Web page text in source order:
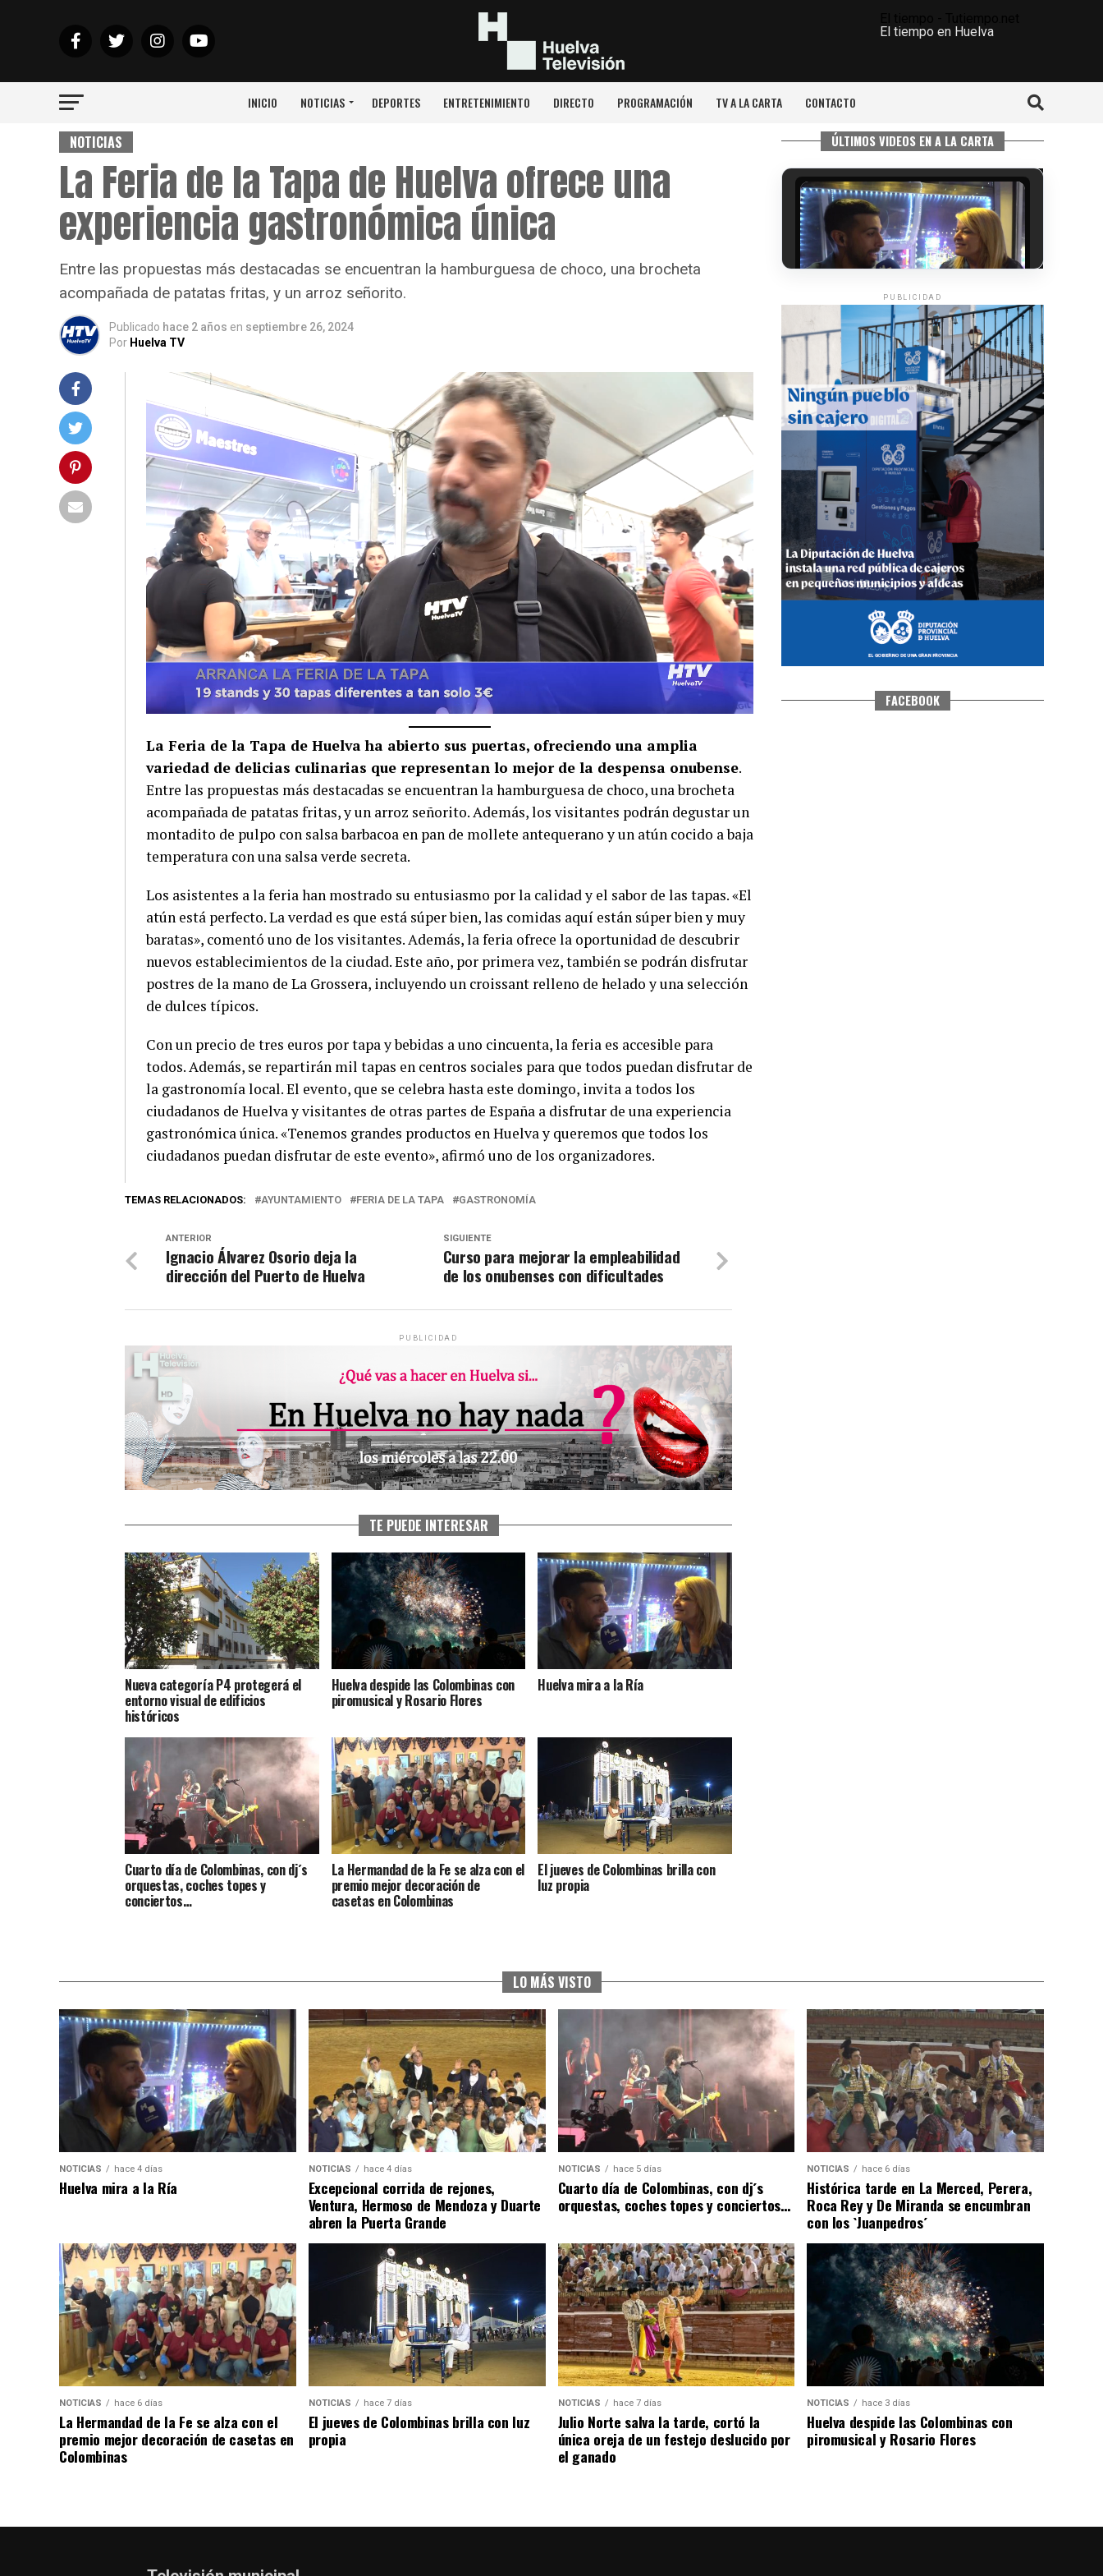
El tiempo en Huelva
INICIO NOTICIAS DEPORTES ENTRETENIMIENTO DIRECTO PROGRAMACIÓN TV A LA CARTA CONTACTO
NOTICIAS
La Feria de la Tapa de Huelva ofrece una
experiencia gastronómica única
Entre las propuestas más destacadas se encuentran la hamburguesa de choco, una brocheta
acompañada de patatas fritas, y un arroz señorito.
Publicado hace 2 años en septiembre 26, 2024
Por Huelva TV
La Feria de la Tapa de Huelva ha abierto sus puertas, ofreciendo una amplia
variedad de delicias culinarias que representan lo mejor de la despensa onubense.
Entre las propuestas más destacadas se encuentran la hamburguesa de choco, una brocheta
acompañada de patatas fritas, y un arroz señorito. Además, los visitantes podrán degustar un
montadito de pulpo con salsa barbacoa en pan de mollete antequerano y un atún cocido a baja
temperatura con una salsa verde secreta.
Los asistentes a la feria han mostrado su entusiasmo por la calidad y el sabor de las tapas. «El
atún está perfecto. La verdad es que está súper bien, las comidas aquí están súper bien y muy
baratas», comentó uno de los visitantes. Además, la feria ofrece la oportunidad de descubrir
nuevos establecimientos de la ciudad. Este año, por primera vez, también se podrán disfrutar
postres de la mano de La Grossera, incluyendo un croissant relleno de helado y una selección
de dulces típicos.
Con un precio de tres euros por tapa y bebidas a uno cincuenta, la feria es accesible para
todos. Además, se repartirán mil tapas en centros sociales para que todos puedan disfrutar de
la gastronomía local. El evento, que se celebra hasta este domingo, invita a todos los
ciudadanos de Huelva y visitantes de otras partes de España a disfrutar de una experiencia
gastronómica única. «Tenemos grandes productos en Huelva y queremos que todos los
ciudadanos puedan disfrutar de este evento», afirmó uno de los organizadores.
TEMAS RELACIONADOS: AYUNTAMIENTO FERIA DE LA TAPA GASTRONOMÍA
SIGUIENTE
Curso para mejorar la empleabilidad
de los onubenses con dificultades
ANTERIOR
Ignacio Álvarez Osorio deja la
dirección del Puerto de Huelva
PUBLICIDAD
TE PUEDE INTERESAR
Nueva categoría P4 protegerá el
entorno visual de edificios
históricos
Huelva despide las Colombinas con
piromusical y Rosario Flores
Huelva mira a la Ría
Cuarto día de Colombinas, con dj´s
orquestas, coches topes y
conciertos…
La Hermandad de la Fe se alza con el
premio mejor decoración de
casetas en Colombinas
El jueves de Colombinas brilla con
luz propia
ÚLTIMOS VIDEOS EN A LA CARTA
5º DÍA DE LAS FIESTAS COLOMBINAS
2026
·Huelvatv
CUARTA CORRIDA DE LAS FIESTAS
COLOMBINAS 2026
hace 5 días· Huelvatv
PUBLICIDAD
FACEBOOK
LO MÁS VISTO
NOTICIAS hace 4 días
Huelva mira a la Ría
NOTICIAS hace 4 días
Excepcional corrida de rejones,
Ventura, Hermoso de Mendoza y Duarte
abren la Puerta Grande
NOTICIAS hace 5 días
Cuarto día de Colombinas, con dj´s
orquestas, coches topes y conciertos…
NOTICIAS hace 6 días
Histórica tarde en La Merced, Perera,
Roca Rey y De Miranda se encumbran
con los `Juanpedros´
NOTICIAS hace 6 días
La Hermandad de la Fe se alza con el
premio mejor decoración de casetas en
Colombinas
NOTICIAS hace 7 días
El jueves de Colombinas brilla con luz
propia
NOTICIAS hace 7 días
Julio Norte salva la tarde, cortó la
única oreja de un festejo deslucido por
el ganado
NOTICIAS hace 3 días
Huelva despide las Colombinas con
piromusical y Rosario Flores